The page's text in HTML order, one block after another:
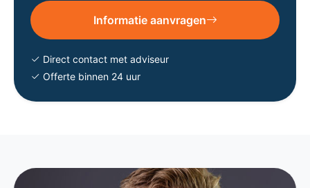
Informatie aanvragen
Direct contact met adviseur
Offerte binnen 24 uur